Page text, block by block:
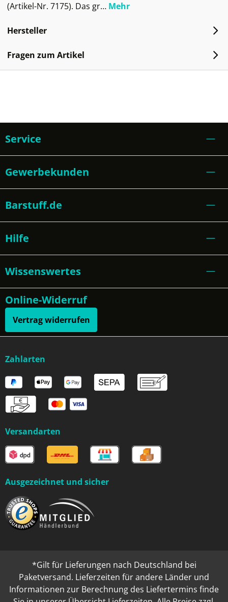
(Artikel-Nr. 7175). Das gr… Mehr
Hersteller
Fragen zum Artikel
Service
Gewerbekunden
Barstuff.de
Hilfe
Wissenswertes
Online-Widerruf
Vertrag widerrufen
Zahlarten
Versandarten
Ausgezeichnet und sicher
*Gilt für Lieferungen nach Deutschland bei
Paketversand. Lieferzeiten für andere Länder und
Informationen zur Berechnung des Liefertermins finde